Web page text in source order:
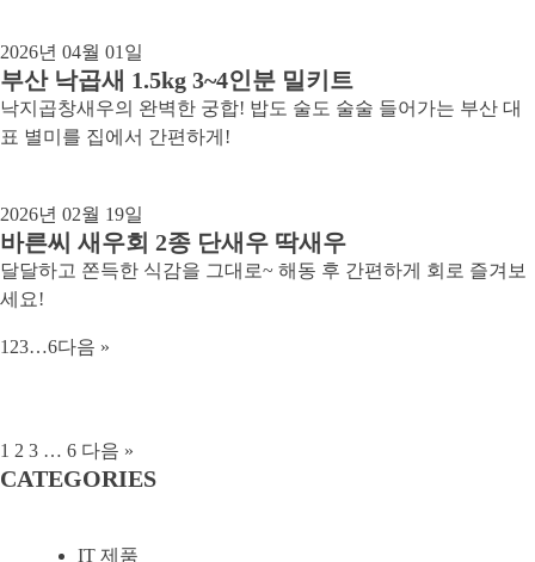
2026년 04월 01일
부산 낙곱새 1.5kg 3~4인분 밀키트
낙지곱창새우의 완벽한 궁합! 밥도 술도 술술 들어가는 부산 대
표 별미를 집에서 간편하게!
2026년 02월 19일
바른씨 새우회 2종 단새우 딱새우
달달하고 쫀득한 식감을 그대로~ 해동 후 간편하게 회로 즐겨보
세요!
1 23…6다음 »
1 2 3 … 6 다음 »
CATEGORIES
IT 제품